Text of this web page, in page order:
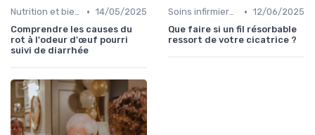
Nutrition et bien-être • 14/05/2025
Comprendre les causes du
rot à l'odeur d'œuf pourri
suivi de diarrhée
Soins infirmiers à domicile • 12/06/2025
Que faire si un fil résorbable
ressort de votre cicatrice ?